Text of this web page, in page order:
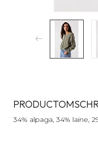
34% alpaga, 34% laine,